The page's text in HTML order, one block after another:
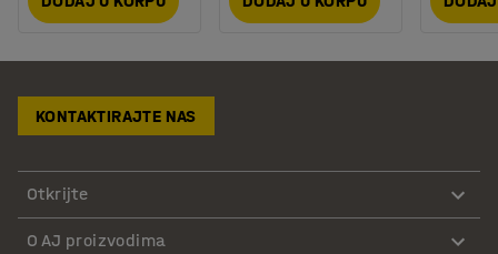
KONTAKTIRAJTE NAS
Otkrijte
O AJ proizvodima